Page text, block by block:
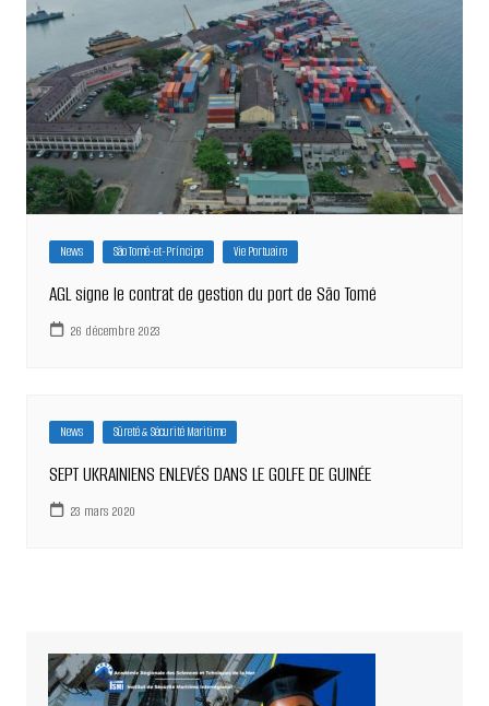
News São Tomé-et-Príncipe Vie Portuaire
AGL signe le contrat de gestion du port de São Tomé
26 décembre 2023
News Sûreté & Sécurité Maritime
SEPT UKRAINIENS ENLEVÉS DANS LE GOLFE DE GUINÉE
23 mars 2020